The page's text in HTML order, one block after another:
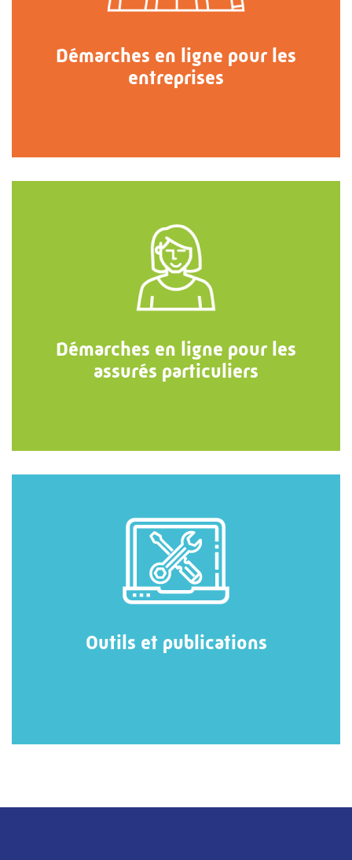
Démarches en ligne pour les
entreprises
Démarches en ligne pour les
assurés particuliers
Outils et publications